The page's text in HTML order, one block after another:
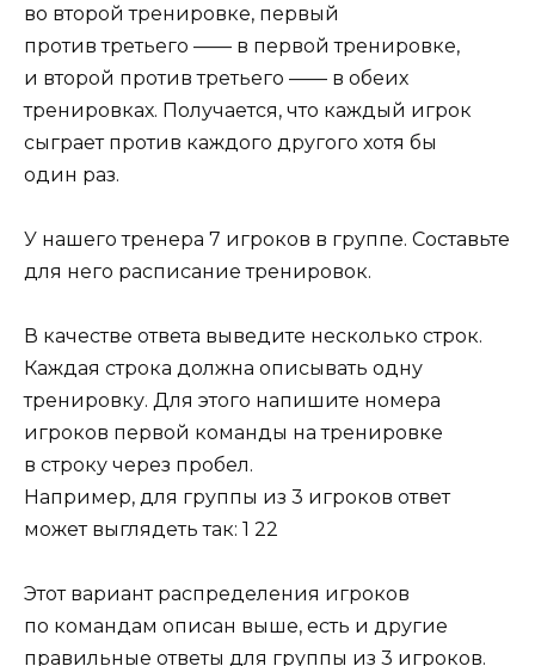
во второй тренировке, первый
против третьего —— в первой тренировке,
и второй против третьего —— в обеих
тренировках. Получается, что каждый игрок
сыграет против каждого другого хотя бы
один раз.
У нашего тренера 7 игроков в группе. Составьте
для него расписание тренировок.
В качестве ответа выведите несколько строк.
Каждая строка должна описывать одну
тренировку. Для этого напишите номера
игроков первой команды на тренировке
в строку через пробел.
Например, для группы из 3 игроков ответ
может выглядеть так: 1 22
Этот вариант распределения игроков
по командам описан выше, есть и другие
правильные ответы для группы из 3 игроков.